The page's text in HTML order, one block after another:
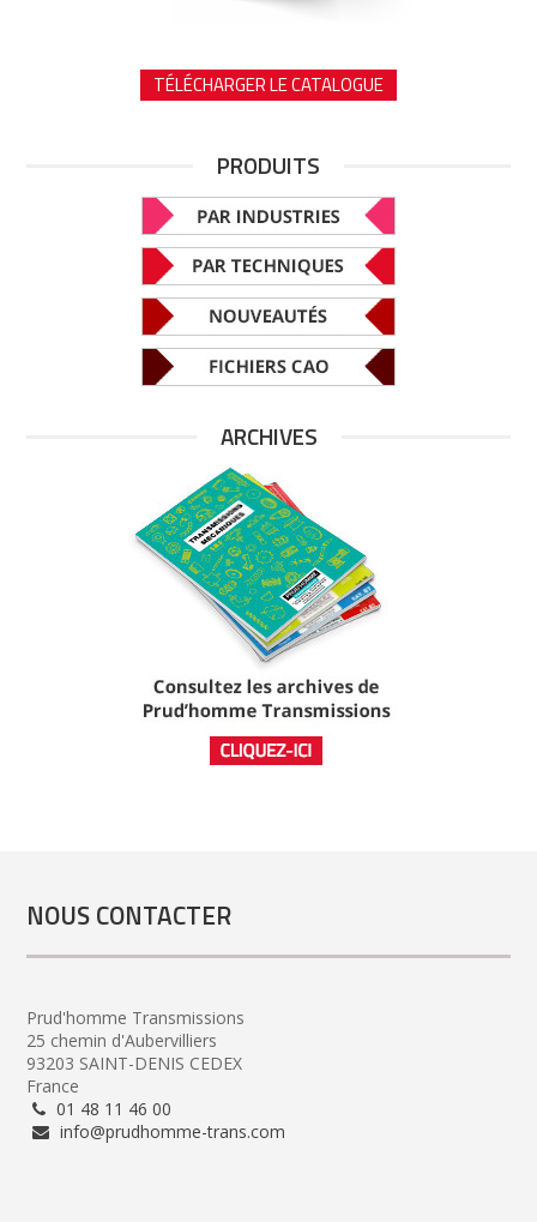
TÉLÉCHARGER LE CATALOGUE
PRODUITS
ARCHIVES
NOUS CONTACTER
Prud'homme Transmissions
25 chemin d'Aubervilliers
93203 SAINT-DENIS CEDEX
France
01 48 11 46 00
info@prudhomme-trans.com